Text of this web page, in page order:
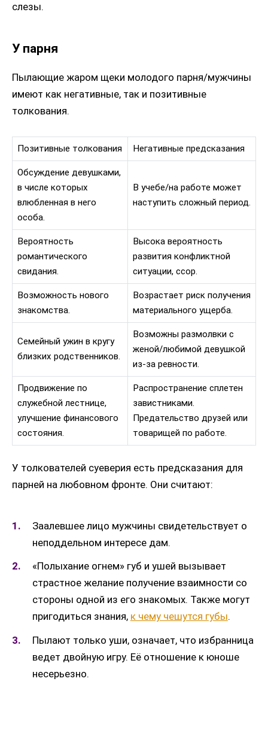
слезы.
У парня
Пылающие жаром щеки молодого парня/мужчины
имеют как негативные, так и позитивные
толкования.
Позитивные толкования Негативные предсказания
Обсуждение девушками,
в числе которых
влюбленная в него
особа.
В учебе/на работе может
наступить сложный период.
Вероятность
романтического
свидания.
Высока вероятность
развития конфликтной
ситуации, ссор.
Возможность нового
знакомства.
Возрастает риск получения
материального ущерба.
Семейный ужин в кругу
близких родственников.
Возможны размолвки с
женой/любимой девушкой
из-за ревности.
Продвижение по
служебной лестнице,
улучшение финансового
состояния.
Распространение сплетен
завистниками.
Предательство друзей или
товарищей по работе.
У толкователей суеверия есть предсказания для
парней на любовном фронте. Они считают:
Заалевшее лицо мужчины свидетельствует о
неподдельном интересе дам.
«Полыхание огнем» губ и ушей вызывает
страстное желание получение взаимности со
стороны одной из его знакомых. Также могут
пригодиться знания, к чему чешутся губы.
Пылают только уши, означает, что избранница
ведет двойную игру. Её отношение к юноше
несерьезно.